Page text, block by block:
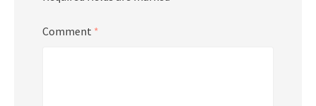
Comment *